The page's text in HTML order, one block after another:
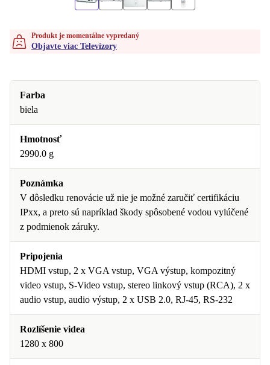
Produkt je momentálne vypredaný
Objavte viac Televízory
Farba
biela
Hmotnosť
2990.0 g
Poznámka
V dôsledku renovácie už nie je možné zaručiť certifikáciu
IPxx, a preto sú napríklad škody spôsobené vodou vylúčené
z podmienok záruky.
Pripojenia
HDMI vstup, 2 x VGA vstup, VGA výstup, kompozitný
video vstup, S-Video vstup, stereo linkový vstup (RCA), 2 x
audio vstup, audio výstup, 2 x USB 2.0, RJ-45, RS-232
Rozlíšenie videa
1280 x 800